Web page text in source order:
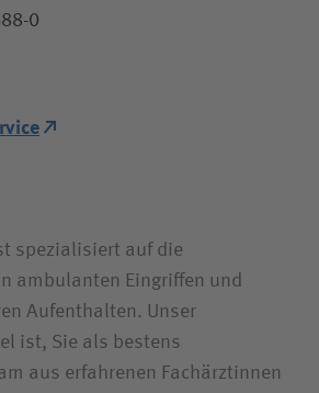
helfen?
0
spezialisiert auf die
ambulanten Eingriffen und
Aufenthalten. Unser
ist, Sie als bestens
aus erfahrenen Fachärztinnen